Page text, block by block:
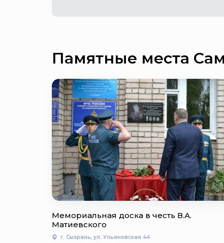
Памятные места
Мемориальная доска в честь В.А.
Матиевского
г. Сызрань, ул. Ульяновская 44